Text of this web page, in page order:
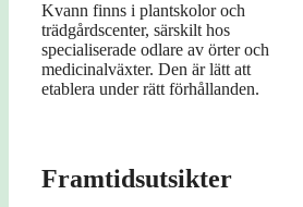
Kvann finns i plantskolor och
trädgårdscenter, särskilt hos
specialiserade odlare av örter och
medicinalväxter. Den är lätt att
etablera under rätt förhållanden.
Framtidsutsikter